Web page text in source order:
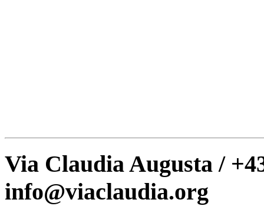
Via Claudia Augusta /
info@viaclaudia.org